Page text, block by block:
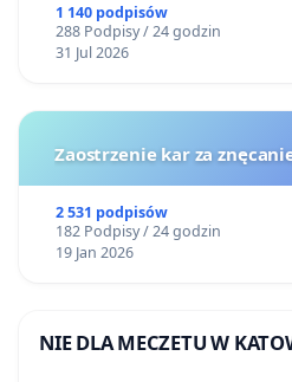
1 140 podpisów
288 Podpisy / 24 godzin
31 Jul 2026
Zaostrzenie kar za
2 531 podpisów
182 Podpisy / 24 godzin
19 Jan 2026
NIE DLA MECZETU W